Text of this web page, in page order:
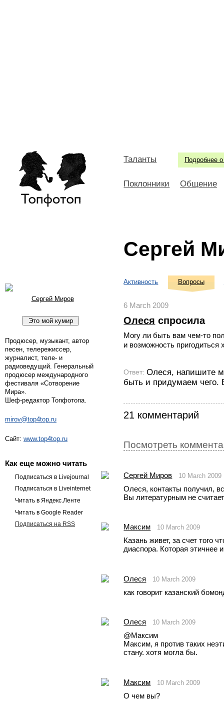
Подробнее о
Таланты
Поклонники Общение
Сергей
Сергей Миров
Продюсер, музыкант, автор
песен, телережиссер,
журналист, теле- и
радиоведущий. Генеральный
продюсер международного
фестиваля «Сотворение
Мира».
Шеф-редактор Топфотопа.
mirov@top4top.ru
Сайт: www.top4top.ru
Как еще можно читать
Подписаться в Livejournal
Подписаться в Liveinternet
Читать в Яндекс.Ленте
Читать в Google Reader
Подписаться на RSS
Активность Вопросы
6 March 2009
Олеся спросила
Могу ли быть вам чем-то
и возможность
Ответ:Олеся, напишите
быть и придумаем чего.
21 комментарий
Посмотреть
Сергей Миров 10 March 2009
Олеся, контакты получил,
Вы литературным не
Максим 10 March 2009
Казань живет, за счет того
диаспора. Которая этичнее
Олеся 10 March 2009
как говорит казанский
Олеся 10 March 2009
@Максим
Максим, я против таких
стану. хотя могла бы.
Максим 10 March 2009
О чем вы?